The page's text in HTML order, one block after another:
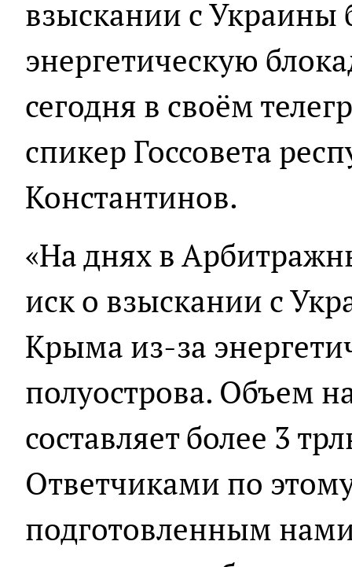
взыскании с Украины
энергетическую
сегодня в своём
спикер Госсовета
Константинов.
«На днях в
иск о взыскании с
Крыма из-за
полуострова. Объем
составляет более 3
Ответчиками по
подготовленным